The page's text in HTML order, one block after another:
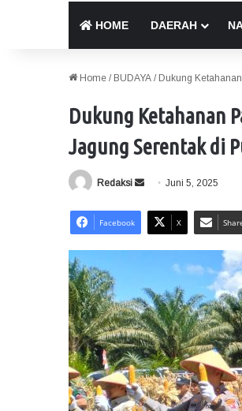
HOME DAERAH
Home / BUDAYA / Dukung
Dukung Ketahanan
Jagung Serentak di
Redaksi
e
m
a
i
l
Juni 5, 2025
Facebook X